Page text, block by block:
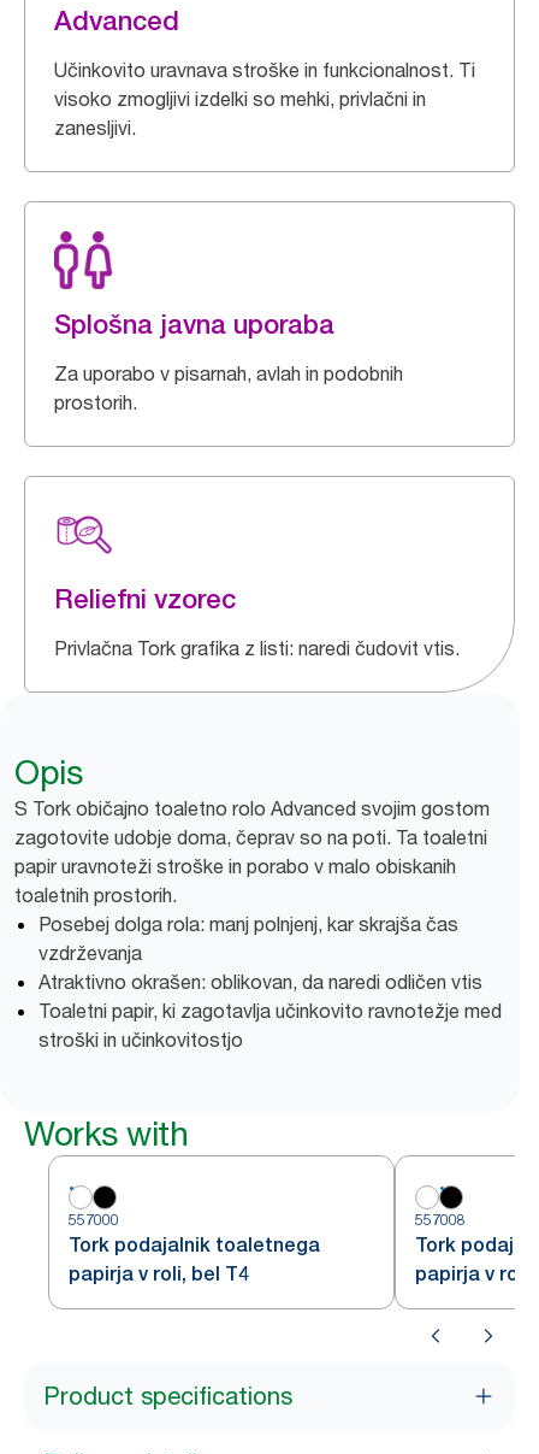
Advanced
Učinkovito uravnava stroške in funkcionalnost. Ti
visoko zmogljivi izdelki so mehki, privlačni in
zanesljivi.
Splošna javna uporaba
Za uporabo v pisarnah, avlah in podobnih
prostorih.
Reliefni vzorec
Privlačna Tork grafika z listi: naredi čudovit vtis.
Opis
S Tork običajno toaletno rolo Advanced svojim gostom
zagotovite udobje doma, čeprav so na poti. Ta toaletni
papir uravnoteži stroške in porabo v malo obiskanih
toaletnih prostorih.
Posebej dolga rola: manj polnjenj, kar skrajša čas
vzdrževanja
Atraktivno okrašen: oblikovan, da naredi odličen vtis
Toaletni papir, ki zagotavlja učinkovito ravnotežje med
stroški in učinkovitostjo
Works with
557000
Tork podajalnik toaletnega
papirja v roli, bel T4
557008
Tork
papirja v roli,
Product specifications